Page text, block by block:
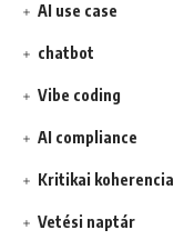
AI use case
chatbot
Vibe coding
AI compliance
Kritikai koherencia
Vetési naptár